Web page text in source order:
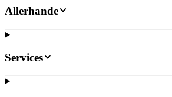
Allerhande
Services